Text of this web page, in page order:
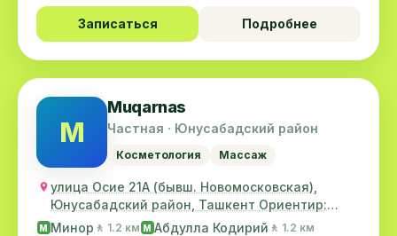
Записаться Подробнее
M
Muqarnas
Частная · Юнусабадский район
Косметология Массаж
улица Осие 21А (бывш. Новомосковская),
Юнусабадский район, Ташкент Ориентир:
Перекресток Г...
M Минор 🚶 1.2 км M Абдулла Кодирий 🚶 1.2 км